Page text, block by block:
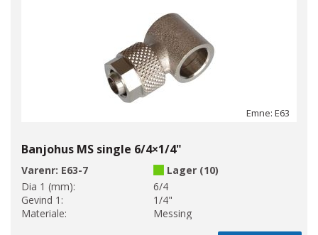
Emne: E63
Banjohus MS single 6/4×1/4"
Varenr: E63-7
Lager (10)
Dia 1 (mm):
6/4
Gevind 1:
1/4"
Materiale:
Messing